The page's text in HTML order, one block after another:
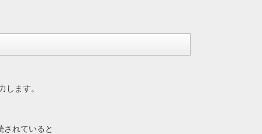
します。
されていると